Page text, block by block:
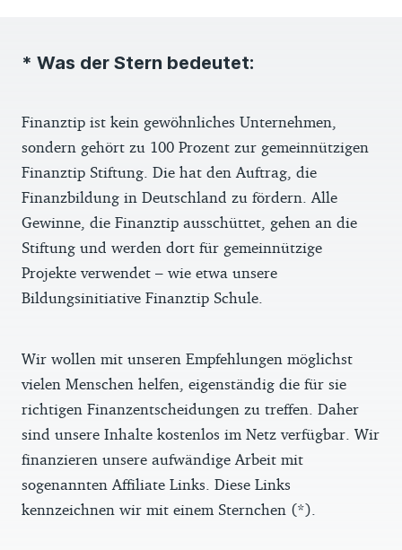
* Was der Stern bedeutet:
Finanztip ist kein gewöhnliches Unternehmen,
sondern gehört zu 100 Prozent zur gemeinnützigen
Finanztip Stiftung. Die hat den Auftrag, die
Finanzbildung in Deutschland zu fördern. Alle
Gewinne, die Finanztip ausschüttet, gehen an die
Stiftung und werden dort für gemeinnützige
Projekte verwendet – wie etwa unsere
Bildungsinitiative Finanztip Schule.
Wir wollen mit unseren Empfehlungen möglichst
vielen Menschen helfen, eigenständig die für sie
richtigen Finanzentscheidungen zu treffen. Daher
sind unsere Inhalte kostenlos im Netz verfügbar. Wir
finanzieren unsere aufwändige Arbeit mit
sogenannten Affiliate Links. Diese Links
kennzeichnen wir mit einem Sternchen (*).